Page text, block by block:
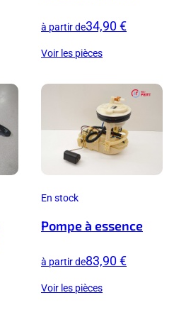
à partir de34,90 €
Voir les pièces
En stock
Pompe à essence
à partir de83,90 €
Voir les pièces